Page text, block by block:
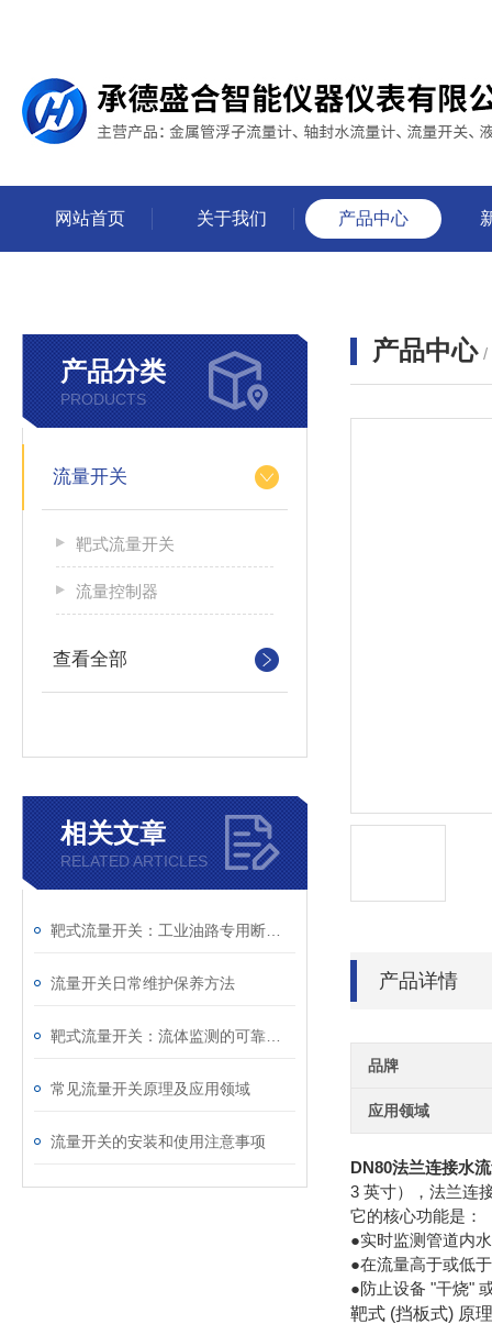
网站首页 关于我们 产品中心
产品分类
PRODUCTS
流量开关
靶式流量开关
流量控制器
查看全部
相关文章
RELATED ARTICLES
流量开关日常维护保养方法
常见流量开关原理及应用领域
流量开关的安装和使用注意事项
产品中心 /
产品详情
品牌
应用领域
DN80法兰连接水
3 英寸），法兰连
它的核心功能是：
●实时监测管道内
●在流量高于或低
●防止设备 "干烧"
靶式 (挡板式) 原理